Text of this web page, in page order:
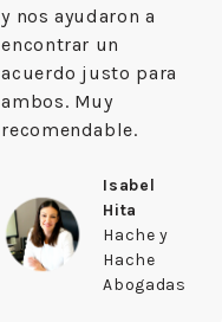
y nos ayudaron a
encontrar un
acuerdo justo para
ambos. Muy
recomendable.
Isabel
Hita
Hache y
Hache
Abogadas